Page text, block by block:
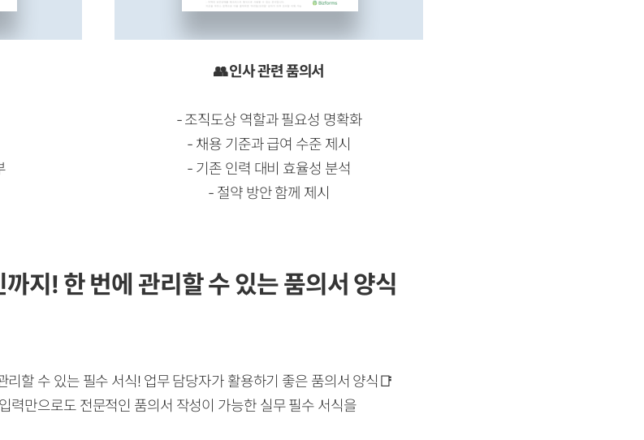
👥 인사 관련 품의서
- 조직도상 역할과 필요성 명확화
- 채용 기준과 급여 수준 제시
- 기존 인력 대비 효율성 분석
- 절약 방안 함께 제시
지! 한 번에 관리할 수 있는 품의서 양식
리할 수 있는 필수 서식! 업무 담당자가 활용하기 좋은 품의서 양식📑
력만으로도 전문적인 품의서 작성이 가능한 실무 필수 서식을